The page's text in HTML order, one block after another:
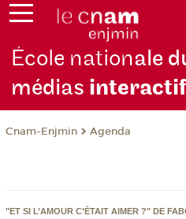
École nationale
médias
Cnam-Enjmin Agenda
"ET SI L’AMOUR C’ÉTAIT AIMER ?" DE